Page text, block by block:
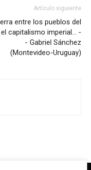
Artículo siguiente
entre los pueblos del
el capitalismo imperial… -
- Gabriel Sánchez
(Montevideo-Uruguay)